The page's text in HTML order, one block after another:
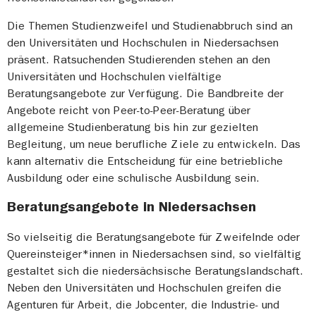
Die Themen Studienzweifel und Studienabbruch sind an
den Universitäten und Hochschulen in Niedersachsen
präsent. Ratsuchenden Studierenden stehen an den
Universitäten und Hochschulen vielfältige
Beratungsangebote zur Verfügung. Die Bandbreite der
Angebote reicht von Peer-to-Peer-Beratung über
allgemeine Studienberatung bis hin zur gezielten
Begleitung, um neue berufliche Ziele zu entwickeln. Das
kann alternativ die Entscheidung für eine betriebliche
Ausbildung oder eine schulische Ausbildung sein.
Beratungsangebote in Niedersachsen
So vielseitig die Beratungsangebote für Zweifelnde oder
Quereinsteiger*innen in Niedersachsen sind, so vielfältig
gestaltet sich die niedersächsische Beratungslandschaft.
Neben den Universitäten und Hochschulen greifen die
Agenturen für Arbeit, die Jobcenter, die Industrie- und